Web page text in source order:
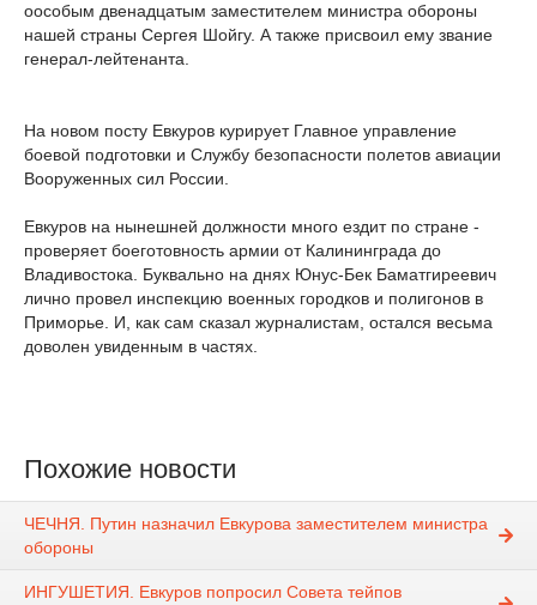
оособым двенадцатым заместителем министра обороны
нашей страны Сергея Шойгу. А также присвоил ему звание
генерал-лейтенанта.
На новом посту Евкуров курирует Главное управление
боевой подготовки и Службу безопасности полетов авиации
Вооруженных сил России.
Евкуров на нынешней должности много ездит по стране -
проверяет боеготовность армии от Калининграда до
Владивостока. Буквально на днях Юнус-Бек Баматгиреевич
лично провел инспекцию военных городков и полигонов в
Приморье. И, как сам сказал журналистам, остался весьма
доволен увиденным в частях.
Похожие новости
ЧЕЧНЯ. Путин назначил Евкурова заместителем министра
обороны
ИНГУШЕТИЯ. Евкуров попросил Совета тейпов